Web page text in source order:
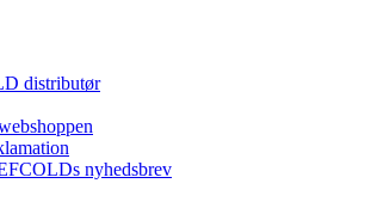
distributør
nyhedsbrev